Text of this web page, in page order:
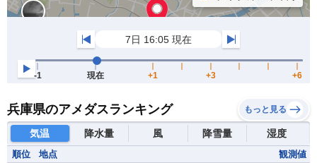
兵庫県のアメダスランキング もっと見る
気温 降水量 風 降雪量 湿度
順位 地点 観測値